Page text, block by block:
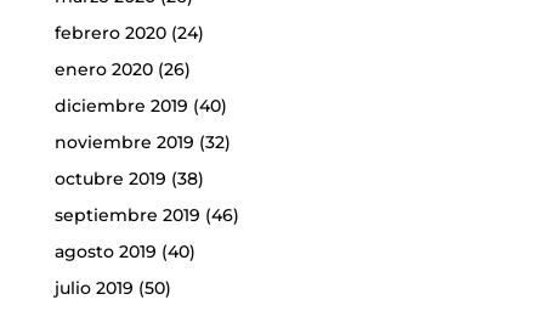
febrero 2020(24)
enero 2020(26)
diciembre 2019 (40)
noviembre 2019 (32)
octubre 2019 (38)
septiembre 2019 (46)
agosto 2019 (40)
julio 2019 (50)